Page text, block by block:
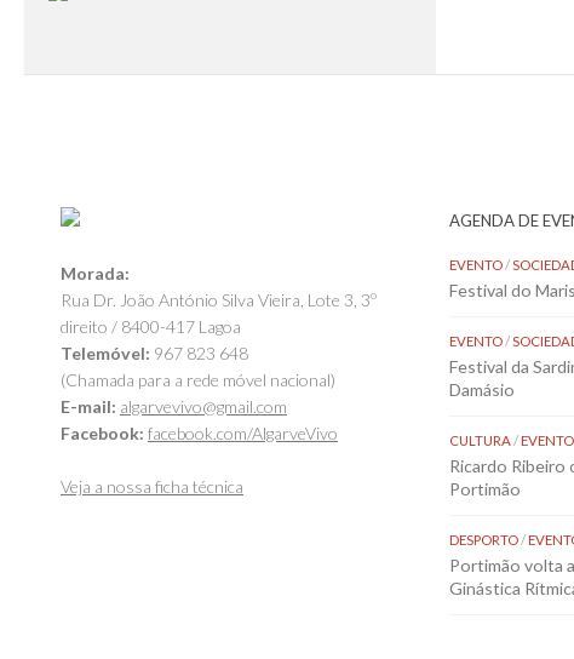
Morada:
Rua Dr. João António Silva Vieira, Lote 3, 3º
direito / 8400-417 Lagoa
Telemóvel: 967 823 648
(Chamada para a rede móvel nacional)
E-mail: algarvevivo@gmail.com
Facebook: facebook.com/AlgarveVivo
Veja a nossa ficha técnica
AGENDA DE
EVENTO/
Festival do
EVENTO/
Festival da
Damásio
CULTURA/EVENTO
Ricardo Ribeiro
Portimão
DESPORTO/
Portimão volta
Ginástica